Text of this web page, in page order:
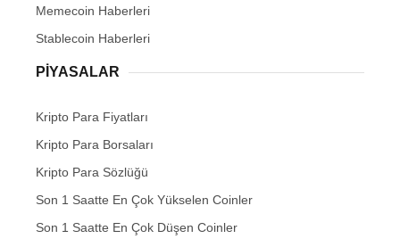
Memecoin Haberleri
Stablecoin Haberleri
PIYASALAR
Kripto Para Fiyatları
Kripto Para Borsaları
Kripto Para Sözlüğü
Son 1 Saatte En Çok Yükselen Coinler
Son 1 Saatte En Çok Düşen Coinler